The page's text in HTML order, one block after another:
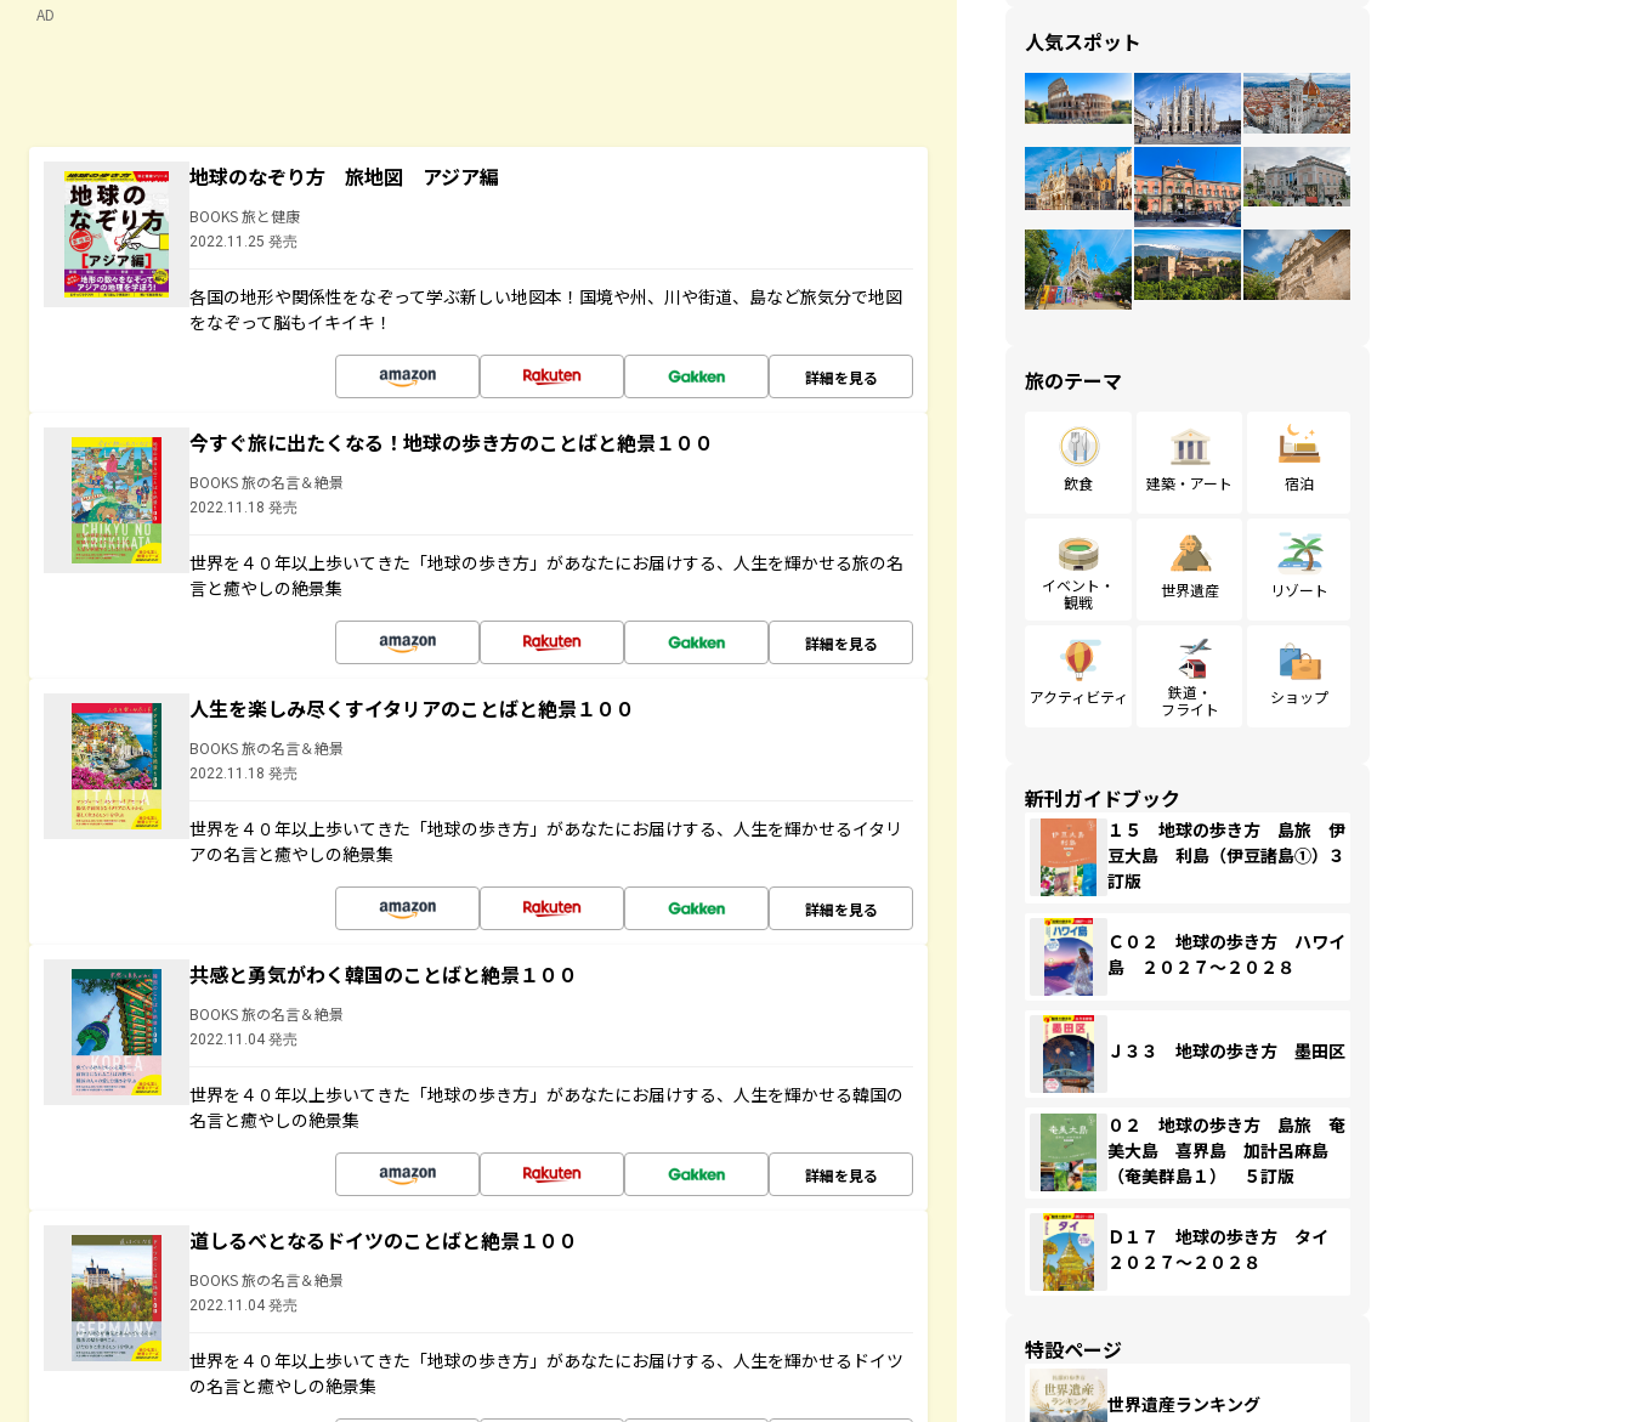
AD
地球のなぞり方 旅地図 アジア編
BOOKS 旅と健康
2022.11.25 発売
各国の地形や関係性をなぞって学ぶ新しい地図本！国境や州、川や街道、島など旅気分で地図
をなぞって脳もイキイキ！
詳細を見る
今すぐ旅に出たくなる！地球の歩き方のことばと絶景１００
BOOKS 旅の名言＆絶景
2022.11.18 発売
世界を４０年以上歩いてきた「地球の歩き方」があなたにお届けする、人生を輝かせる旅の名
言と癒やしの絶景集
詳細を見る
人生を楽しみ尽くすイタリアのことばと絶景１００
BOOKS 旅の名言＆絶景
2022.11.18 発売
世界を４０年以上歩いてきた「地球の歩き方」があなたにお届けする、人生を輝かせるイタリ
アの名言と癒やしの絶景集
詳細を見る
共感と勇気がわく韓国のことばと絶景１００
BOOKS 旅の名言＆絶景
2022.11.04 発売
世界を４０年以上歩いてきた「地球の歩き方」があなたにお届けする、人生を輝かせる韓国の
名言と癒やしの絶景集
詳細を見る
道しるべとなるドイツのことばと絶景１００
BOOKS 旅の名言＆絶景
2022.11.04 発売
世界を４０年以上歩いてきた「地球の歩き方」があなたにお届けする、人生を輝かせるドイツ
の名言と癒やしの絶景集
人気スポット
旅のテーマ
飲食 建築・アート 宿泊
イベント・
観戦
世界遺産 リゾート
アクティビティ
鉄道・
フライト
ショップ
新刊ガイドブック
１５ 地球の歩き方 島旅 伊
豆大島 利島（伊豆諸島①）３
訂版
Ｃ０２ 地球の歩き方 ハワイ
島 ２０２７～２０２８
Ｊ３３ 地球の歩き方 墨田区
０２ 地球の歩き方 島旅 奄
美大島 喜界島 加計呂麻島
（奄美群島１） ５訂版
Ｄ１７ 地球の歩き方 タイ
２０２７～２０２８
特設ページ
世界遺産ランキング